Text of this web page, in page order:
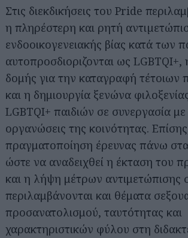
Στις διεκδικήσεις του Pride
η πληρέστερη και ρητή
ενδοοικογενειακής βίας κατά των
αυτοπροσδιοριζονται ως
δομής για την καταγραφή τέτοιων
και η δημιουργία ξενώνα
LGBTQI+ παιδιών σε συνεργασία με
οργανώσεις της κοινότητας.
πραγματοποίηση έρευνας πάνω
ώστε να αναδειχθεί η έκταση του
και η λήψη μέτρων αντιμετώπισης
περιλαμβάνονται και θέματα
προσανατολισμού, ταυτότητας και
χαρακτηριστικών φύλου στη